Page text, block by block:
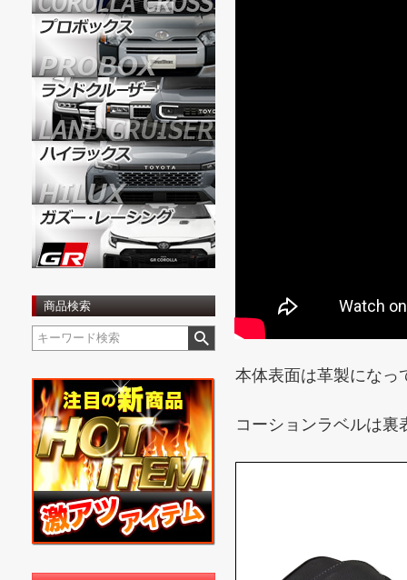
商品検索
本体表面は革製になっ
コーションラベルは裏